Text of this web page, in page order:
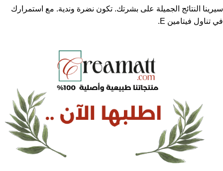
سيرينا النتائج الجميلة على بشرتك. تكون نضرة وندية. مع استمرارك
في تناول فيتامين E.